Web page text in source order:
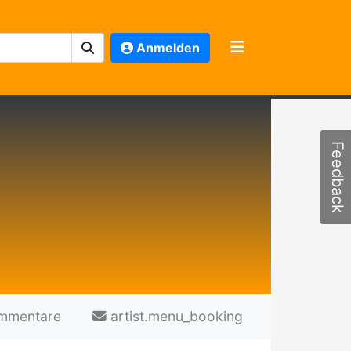
Anmelden
artist.menu_booking
Feedback